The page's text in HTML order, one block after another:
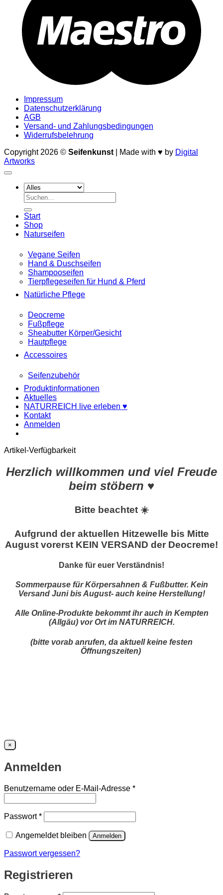
Impressum
Datenschutzerklärung
AGB
Versand- und Zahlungsbedingungen
Widerrufsbelehrung
Copyright 2026 © Seifenkunst | Made with ♥ by Digital
Artworks
Suche
nach:
Start
Shop
Naturseifen
Vegane Seifen
Hand & Duschseifen
Shampooseifen
Tierpflegeseifen für Hund & Pferd
Natürliche Pflege
Deocreme
Fußpflege
Sheabutter Körper/Gesicht
Hautpflege
Accessoires
Seifenzubehör
Produktinformationen
Aktuelles
NATURREICH live erleben ♥
Kontakt
Anmelden
Artikel-Verfügbarkeit
Herzlich willkommen und viel Freude
beim stöbern ♥
Bitte beachtet ☀️
Aufgrund der aktuellen Hitzewelle bis Mitte
August vorerst KEIN VERSAND der Deocreme!
Danke für euer Verständnis!
Sommerpause für Körpersahnen & Fußbutter. Kein
Versand Juni bis August- auch keine Herstellung!
Alle Online-Produkte bekommt ihr auch in Kempten
(Allgäu) vor Ort im NATURREICH.
(bitte vorab anrufen, da aktuell keine festen
Öffnungszeiten)
×
Anmelden
Benutzername oder E-Mail-Adresse *Erforderlich
Passwort*Erforderlich
Angemeldet bleiben Anmelden
Passwort vergessen?
Registrieren